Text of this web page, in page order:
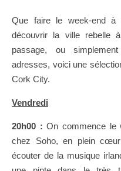
Que faire le week-end
découvrir la ville rebelle
passage, ou
adresses, voici une
Cork City.
Vendredi
20h00 : On commence le
chez Soho, en plein
écouter de la musique